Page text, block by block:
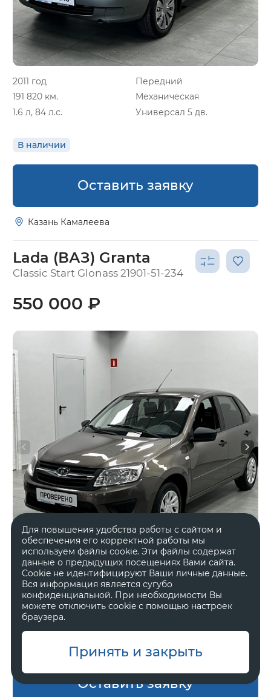
2011 год
Передний
191 820 км.
Механическая
1.6 л, 84 л.с.
Универсал 5 дв.
В наличии
Оставить заявку
Казань Камалеева
Lada (ВАЗ) Granta
Classic Start Glonass 21901-51-234
2017 год
Передний
92 000 км.
Механическая
1.6 л, 87 л.с.
Седан
550 000 ₽
Оставить заявку
Для повышения удобства работы с сайтом и
обеспечения его корректной работы мы
используем файлы cookie. Эти файлы содержат
данные о предыдущих посещениях Вами сайта.
Cookie не идентифицируют Ваши личные данные.
Вся информация является сугубо
конфиденциальной. При необходимости Вы
можете отключить cookie с помощью настроек
браузера.
Принять и закрыть